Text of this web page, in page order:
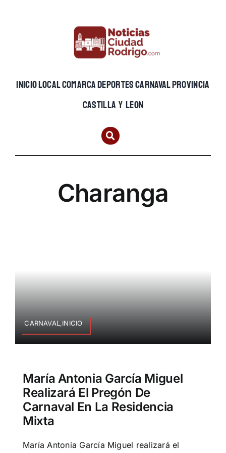
INICIOLOCALCOMARCADEPORTESCARNAVALPROVINCIA
CASTILLA Y LEON
Charanga
CARNAVAL,INICIO
María Antonia García Miguel
Realizará El Pregón De
Carnaval En La Residencia
Mixta
María Antonia García Miguel realizará el